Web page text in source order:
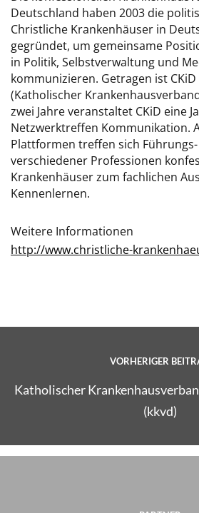
Deutschland haben 2003 die
Christliche Krankenhäuser in
gegründet, um gemeinsame
in Politik, Selbstverwaltung und
kommunizieren. Getragen ist CKiD
(Katholischer
zwei Jahre veranstaltet CKiD eine
Netzwerktreffen Kommunikation.
Plattformen treffen sich
verschiedener Professionen
Krankenhäuser zum fachlichen
Kennenlernen.
Weitere Informationen
http://www.christliche-
VORHERIGER
Katholischer
(kkvd)